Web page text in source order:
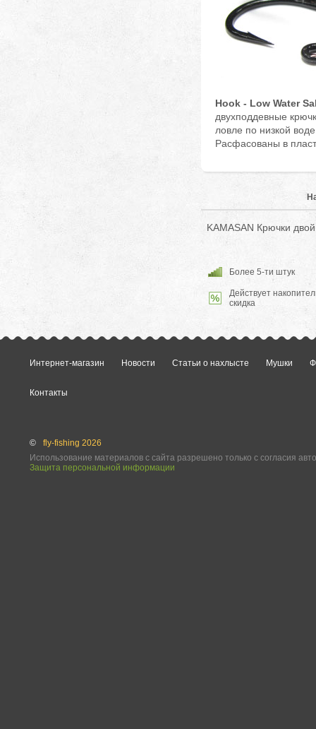
Hook - Low Water
двухподдевные
ловле по низкой
Расфасованы в
KAMASAN Крючки
Более 5-ти штук
Действует
скидка
Интернет-магазин Новости Статьи о нахлысте Мушки
Контакты
©
fly-fishing 2026
Использование материалов с сайта разрешено только с согласия
Защита персональной информации